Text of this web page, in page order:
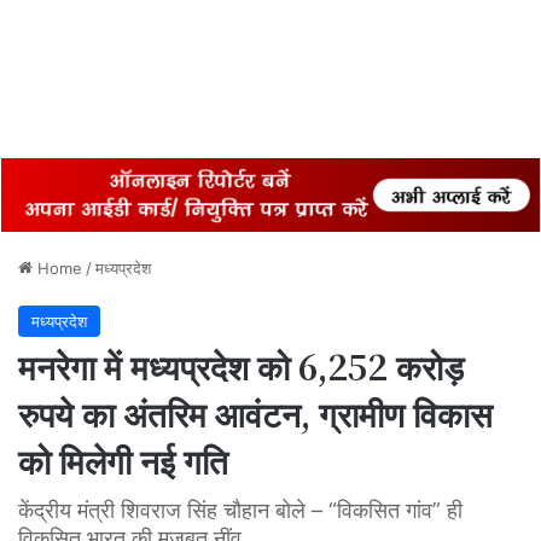
Home /मध्यप्रदेश
मध्यप्रदेश
मनरेगा में मध्यप्रदेश को 6,252 करोड़
रुपये का अंतरिम आवंटन, ग्रामीण विकास
को मिलेगी नई गति
केंद्रीय मंत्री शिवराज सिंह चौहान बोले – “विकसित गांव” ही